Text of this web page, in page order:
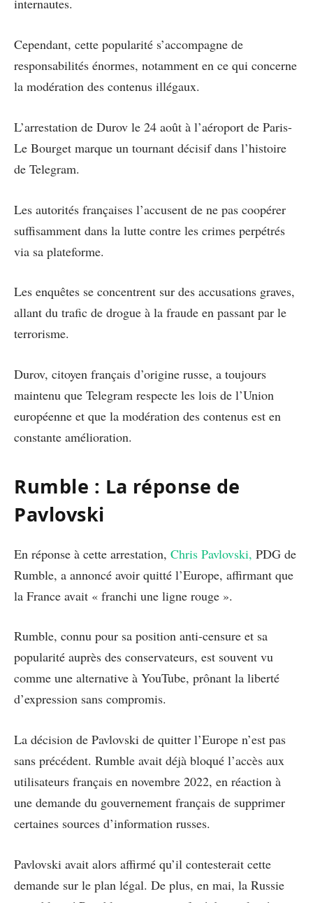
internautes.
Cependant, cette popularité s’accompagne de
responsabilités énormes, notamment en ce qui concerne
la modération des contenus illégaux.
L’arrestation de Durov le 24 août à l’aéroport de Paris-
Le Bourget marque un tournant décisif dans l’histoire
de Telegram.
Les autorités françaises l’accusent de ne pas coopérer
suffisamment dans la lutte contre les crimes perpétrés
via sa plateforme.
Les enquêtes se concentrent sur des accusations graves,
allant du trafic de drogue à la fraude en passant par le
terrorisme.
Durov, citoyen français d’origine russe, a toujours
maintenu que Telegram respecte les lois de l’Union
européenne et que la modération des contenus est en
constante amélioration.
Rumble : La réponse de
Pavlovski
En réponse à cette arrestation, Chris Pavlovski, PDG de
Rumble, a annoncé avoir quitté l’Europe, affirmant que
la France avait « franchi une ligne rouge ».
Rumble, connu pour sa position anti-censure et sa
popularité auprès des conservateurs, est souvent vu
comme une alternative à YouTube, prônant la liberté
d’expression sans compromis.
La décision de Pavlovski de quitter l’Europe n’est pas
sans précédent. Rumble avait déjà bloqué l’accès aux
utilisateurs français en novembre 2022, en réaction à
une demande du gouvernement français de supprimer
certaines sources d’information russes.
Pavlovski avait alors affirmé qu’il contesterait cette
demande sur le plan légal. De plus, en mai, la Russie